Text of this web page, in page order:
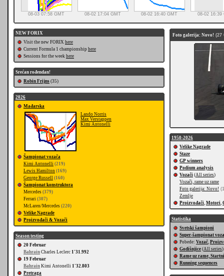
08-03 07:58 GMT 08-02 17:04 GMT 08-02 16:40 GMT 08-02 16:39
NEW FORIX
Visit the new FORIX here
Current Formula 1 championship here
Sessions for the week here
Srećan rođendan!
Robin Frijns (35)
2026
Mađarska
Lando Norris
Max Verstappen
Kimi Antonelli
Šampionat vozača
Kimi Antonelli (219)
Lewis Hamilton (169)
George Russell (160)
Šampionat konstruktora
Mercedes (379)
Ferrari (307)
McLaren/Mercedes (220)
Velike Nagrade
Proizvođači & Vozači
Season testing
20 Februar
Bahrain Charles Leclerc 1'31.992
19 Februar
Bahrain Kimi Antonelli 1'32.803
Pretraga
Foto galerija: Novo! (27
1950-2026
Velike Nagrade
Staze
GP winners
Podium analysis
Vozači (All series)
Vozači, rame uz rame
Foto galerija: Novo!
Zemlje
Proizvođači, Motori,
Statistika
Svetski šampioni
Super-šampionat
Pobede: Vozač,
Godišnjice (All series)
Rame uz rame,
Running sequences